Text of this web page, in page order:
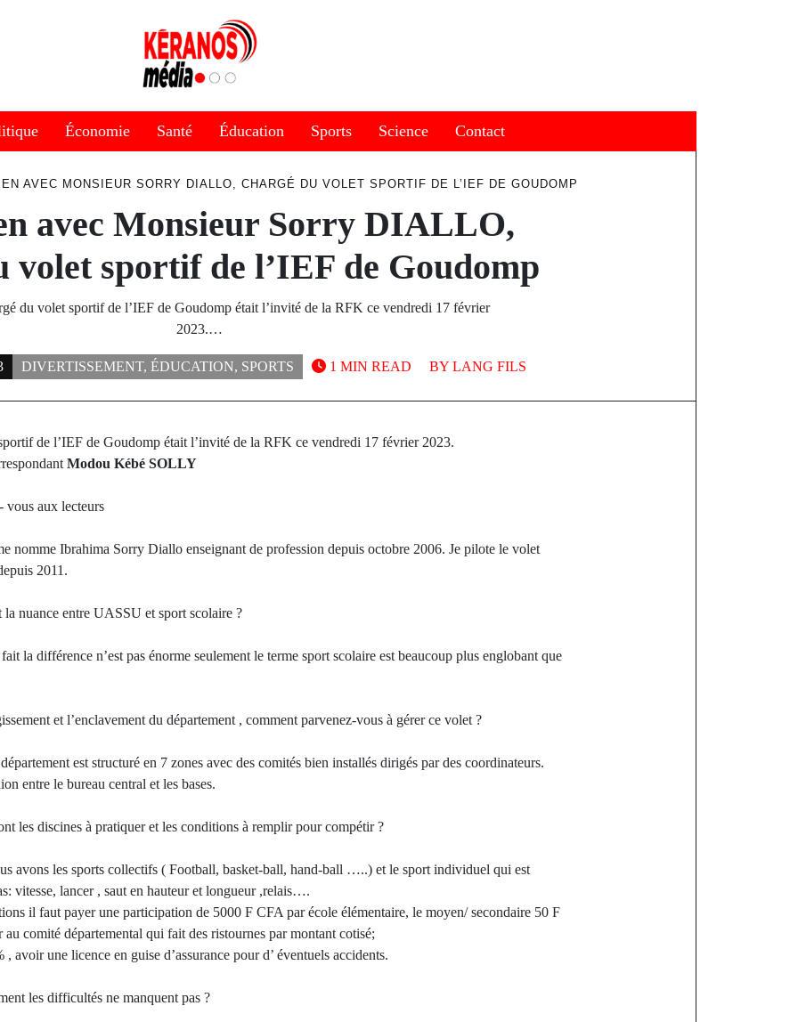
Économie Santé Éducation Sports Science Contact
AVEC MONSIEUR SORRY DIALLO, CHARGÉ DU VOLET SPORTIF DE L’IEF DE GOUDOMP
avec Monsieur Sorry DIALLO,
volet sportif de l’IEF de Goudomp
du volet sportif de l’IEF de Goudomp était l’invité de la RFK ce vendredi 17 février
2023.…
DIVERTISSEMENT, ÉDUCATION, SPORTS BY LANG FILS
1 MIN READ
de l’IEF de Goudomp était l’invité de la RFK ce vendredi 17 février 2023.
Modou Kébé SOLLY
vous aux lecteurs
nomme Ibrahima Sorry Diallo enseignant de profession depuis octobre 2006. Je pilote le volet
2011.
la nuance entre UASSU et sport scolaire ?
la différence n’est pas énorme seulement le terme sport scolaire est beaucoup plus englobant que
et l’enclavement du département , comment parvenez-vous à gérer ce volet ?
est structuré en 7 zones avec des comités bien installés dirigés par des coordinateurs.
entre le bureau central et les bases.
les discines à pratiquer et les conditions à remplir pour compétir ?
avons les sports collectifs ( Football, basket-ball, hand-ball …..) et le sport individuel qui est
vitesse, lancer , saut en hauteur et longueur ,relais….
il faut payer une participation de 5000 F CFA par école élémentaire, le moyen/ secondaire 50 F
comité départemental qui fait des ristournes par montant cotisé;
avoir une licence en guise d’assurance pour d’ éventuels accidents.
les difficultés ne manquent pas ?